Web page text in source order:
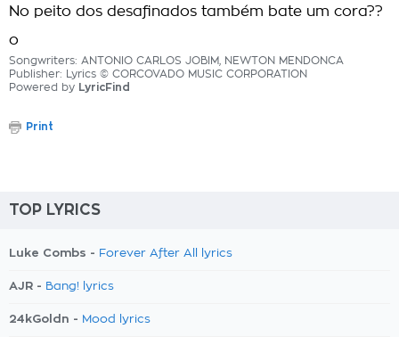
No peito dos desafinados também bate um cora??
o
Songwriters: ANTONIO CARLOS JOBIM, NEWTON MENDONCA
Publisher: Lyrics © CORCOVADO MUSIC CORPORATION
Powered by LyricFind
Print
TOP LYRICS
Luke Combs - Forever After All lyrics
AJR - Bang! lyrics
24kGoldn - Mood lyrics